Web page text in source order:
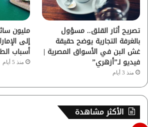
تصريح أثار القلق.. مسؤول
بالغرفة التجارية يوضح حقيقة
غش البن في الأسواق المصرية |
فيديو لـ”أزهري”
منذ 3 أيام
مليون
إلى
أسباب
منذ 5 أيام
الأكثر مشاهدة